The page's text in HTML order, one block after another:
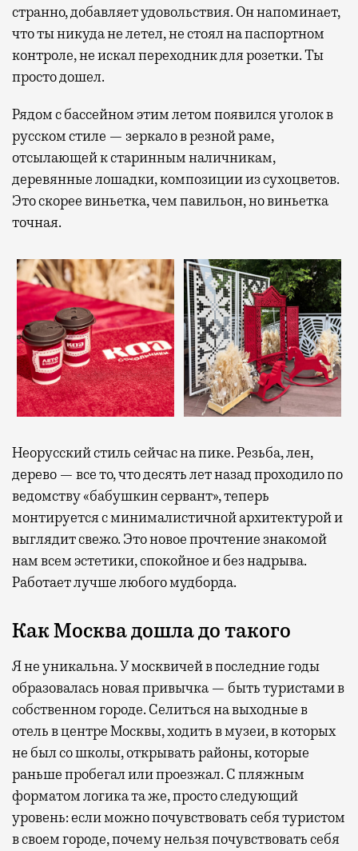
странно, добавляет удовольствия. Он напоминает,
что ты никуда не летел, не стоял на паспортном
контроле, не искал переходник для розетки. Ты
просто дошел.
Рядом с бассейном этим летом появился уголок в
русском стиле — зеркало в резной раме,
отсылающей к старинным наличникам,
деревянные лошадки, композиции из сухоцветов.
Это скорее виньетка, чем павильон, но виньетка
точная.
Неорусский стиль сейчас на пике. Резьба, лен,
дерево — все то, что десять лет назад проходило по
ведомству «бабушкин сервант», теперь
монтируется с минималистичной архитектурой и
выглядит свежо. Это новое прочтение знакомой
нам всем эстетики, спокойное и без надрыва.
Работает лучше любого мудборда.
Как Москва дошла до такого
Я не уникальна. У москвичей в последние годы
образовалась новая привычка — быть туристами в
собственном городе. Селиться на выходные в
отель в центре Москвы, ходить в музеи, в которых
не был со школы, открывать районы, которые
раньше пробегал или проезжал. С пляжным
форматом логика та же, просто следующий
уровень: если можно почувствовать себя туристом
в своем городе, почему нельзя почувствовать себя